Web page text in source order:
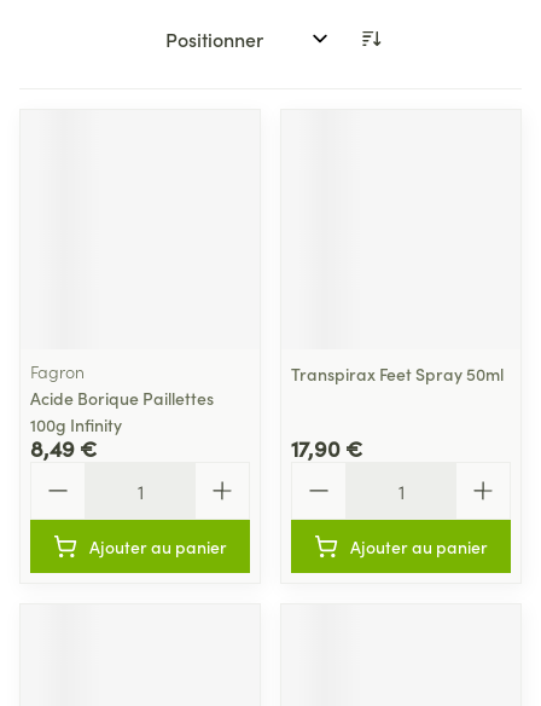
Trier par:
Fagron
Acide Borique Paillettes
100g Infinity
8,49 €
Ajouter au panier
Transpirax Feet Spray 50ml
17,90 €
Ajouter au panier